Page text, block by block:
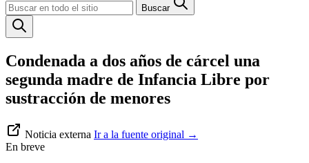
Buscar
Condenada a dos años de cárcel una
segunda madre de Infancia Libre por
sustracción de menores
Noticia externa Ir a la fuente original →
En breve